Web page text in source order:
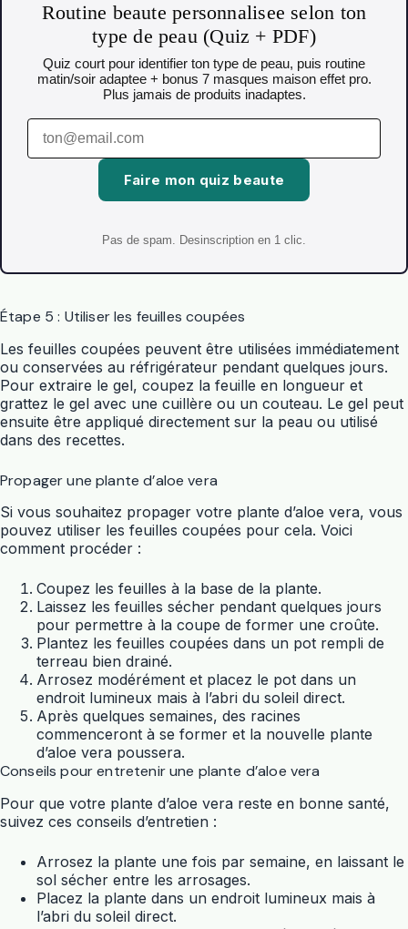
Routine beaute personnalisee selon ton
type de peau (Quiz + PDF)
Quiz court pour identifier ton type de peau, puis routine
matin/soir adaptee + bonus 7 masques maison effet pro.
Plus jamais de produits inadaptes.
Faire mon quiz beaute
Pas de spam. Desinscription en 1 clic.
Étape 5 : Utiliser les feuilles coupées
Les feuilles coupées peuvent être utilisées immédiatement
ou conservées au réfrigérateur pendant quelques jours.
Pour extraire le gel, coupez la feuille en longueur et
grattez le gel avec une cuillère ou un couteau. Le gel peut
ensuite être appliqué directement sur la peau ou utilisé
dans des recettes.
Propager une plante d’aloe vera
Si vous souhaitez propager votre plante d’aloe vera, vous
pouvez utiliser les feuilles coupées pour cela. Voici
comment procéder :
Coupez les feuilles à la base de la plante.
Laissez les feuilles sécher pendant quelques jours
pour permettre à la coupe de former une croûte.
Plantez les feuilles coupées dans un pot rempli de
terreau bien drainé.
Arrosez modérément et placez le pot dans un
endroit lumineux mais à l’abri du soleil direct.
Après quelques semaines, des racines
commenceront à se former et la nouvelle plante
d’aloe vera poussera.
Conseils pour entretenir une plante d’aloe vera
Pour que votre plante d’aloe vera reste en bonne santé,
suivez ces conseils d’entretien :
Arrosez la plante une fois par semaine, en laissant le
sol sécher entre les arrosages.
Placez la plante dans un endroit lumineux mais à
l’abri du soleil direct.